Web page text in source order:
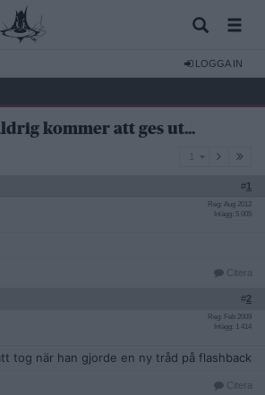
LOGGA IN
kommer att ges ut...
#1
Reg: Aug 2012
Inlägg: 5 005
Citera
#2
Reg: Feb 2009
Inlägg: 1 414
tog när han gjorde en ny tråd på flashback
Citera